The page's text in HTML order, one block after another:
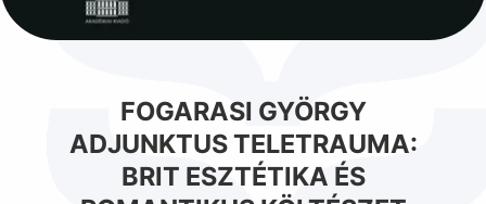
FOGARASI GYÖRGY
ADJUNKTUS TELETRAUMA:
BRIT ESZTÉTIKA ÉS